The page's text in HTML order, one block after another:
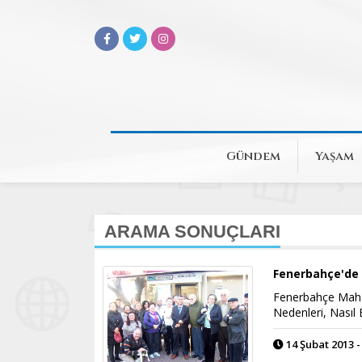
Gündem Yaşam
ARAMA SONUÇLARI
Fenerbahçe
Nedenleri, Nasıl
14 Şubat 2013